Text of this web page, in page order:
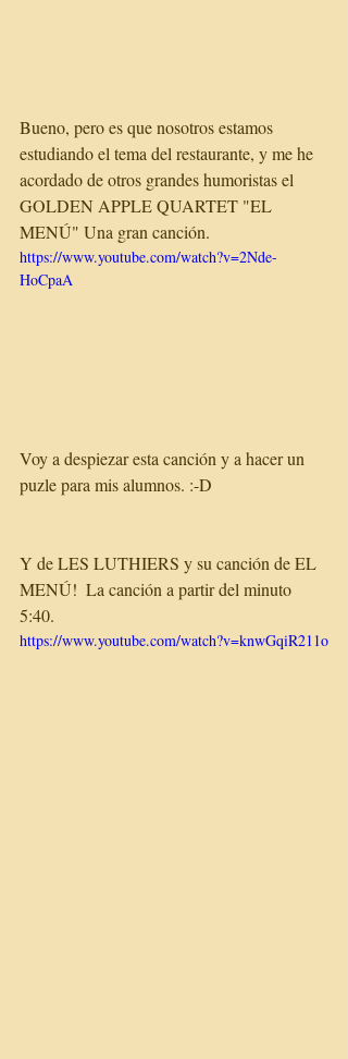
Bueno, pero es que nosotros estamos
estudiando el tema del restaurante, y me he
acordado de otros grandes humoristas el
GOLDEN APPLE QUARTET "EL
MENÚ" Una gran canción.
https://www.youtube.com/watch?v=2Nde-
HoCpaA
Voy a despiezar esta canción y a hacer un
puzle para mis alumnos. :-D
Y de LES LUTHIERS y su canción de EL
MENÚ!  La canción a partir del minuto
5:40.
https://www.youtube.com/watch?v=knwGqiR211o